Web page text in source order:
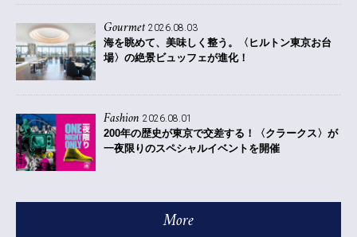
Gourmet 2026.08.03
海を眺めて、美味しく整う。〈ヒルトン東京お台
場〉の絶景ビュッフェが進化！
Fashion 2026.08.01
200年の歴史が東京で交差する！〈クラークス〉が
一夜限りのスペシャルイベントを開催
More